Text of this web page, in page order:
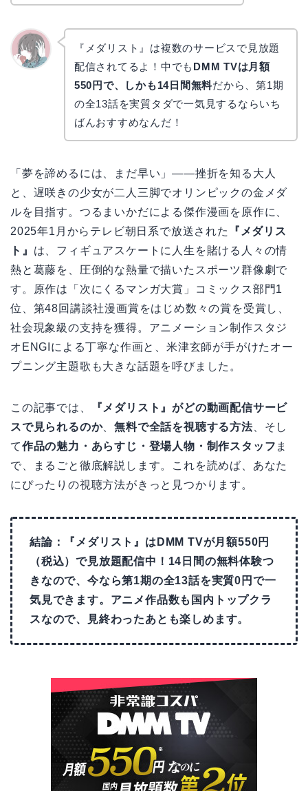
『メダリスト』は複数のサービスで見放題
配信されてるよ！中でも DMM TVは月額
550円で、しかも14日間無料だから、第1期
の全13話を実質タダで一気見するならいち
ばんおすすめなんだ！
「夢を諦めるには、まだ早い」――挫折を知る大人
と、遅咲きの少女が二人三脚でオリンピックの金メダ
ルを目指す。つるまいかだによる傑作漫画を原作に、
2025年1月からテレビ朝日系で放送された
『メダリス
ト』 は、フィギュアスケートに人生を賭ける人々の情
熱と葛藤を、圧倒的な熱量で描いたスポーツ群像劇で
す。原作は「次にくるマンガ大賞」コミックス部門1
位、第48回講談社漫画賞をはじめ数々の賞を受賞し、
社会現象級の支持を獲得。アニメーション制作スタジ
オENGIによる丁寧な作画と、米津玄師が手がけたオー
プニング主題歌も大きな話題を呼びました。
この記事では、
『メダリスト』がどの動画配信サービ
スで見られるのか、無料で全話を視聴する方法、そし
て作品の魅力・あらすじ・登場人物・制作スタッフ ま
で、まるごと徹底解説します。これを読めば、あなた
にぴったりの視聴方法がきっと見つかります。
結論：『メダリスト』はDMM TVが月額550円
（税込）で見放題配信中！14日間の無料体験つ
きなので、今なら第1期の全13話を実質0円で一
気見できます。アニメ作品数も国内トップクラ
スなので、見終わったあとも楽しめます。